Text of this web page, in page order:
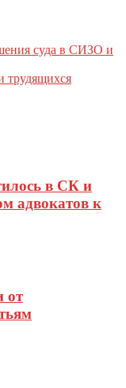
суда в СИЗО и
трудящихся
в СК и
адвокатов к
от